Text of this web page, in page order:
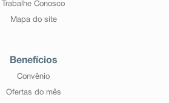
Trabalhe Conosco
Mapa do site
Benefícios
Convênio
Ofertas do mês